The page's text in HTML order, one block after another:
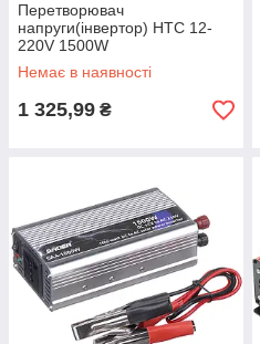
Перетворювач
напруги(інвертор) HTC 12-
220V 1500W
Немає в наявності
1 325,99 ₴